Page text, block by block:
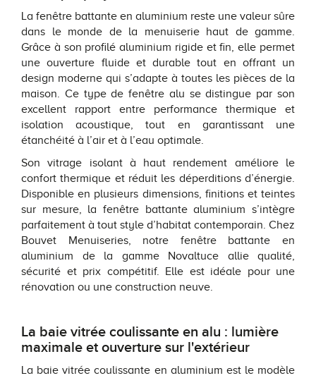
La fenêtre battante en aluminium reste une valeur sûre
dans le monde de la menuiserie haut de gamme.
Grâce à son profilé aluminium rigide et fin, elle permet
une ouverture fluide et durable tout en offrant un
design moderne qui s’adapte à toutes les pièces de la
maison. Ce type de fenêtre alu se distingue par son
excellent rapport entre performance thermique et
isolation acoustique, tout en garantissant une
étanchéité à l’air et à l’eau optimale.
Son vitrage isolant à haut rendement améliore le
confort thermique et réduit les déperditions d’énergie.
Disponible en plusieurs dimensions, finitions et teintes
sur mesure, la fenêtre battante aluminium s’intègre
parfaitement à tout style d’habitat contemporain. Chez
Bouvet Menuiseries, notre fenêtre battante en
aluminium de la gamme Novaltuce allie qualité,
sécurité et prix compétitif. Elle est idéale pour une
rénovation ou une construction neuve.
La baie vitrée coulissante en alu : lumière
maximale et ouverture sur l'extérieur
La baie vitrée coulissante en aluminium est le modèle